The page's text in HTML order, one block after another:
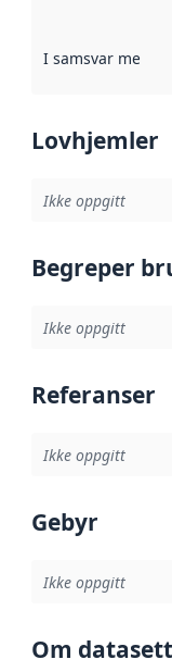
I samsvar med
Lovhjemler
Ikke oppgitt
Begreper
Ikke oppgitt
Referanser
Ikke oppgitt
Gebyr
Ikke oppgitt
Om